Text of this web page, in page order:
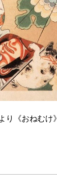
り《おねむけ》